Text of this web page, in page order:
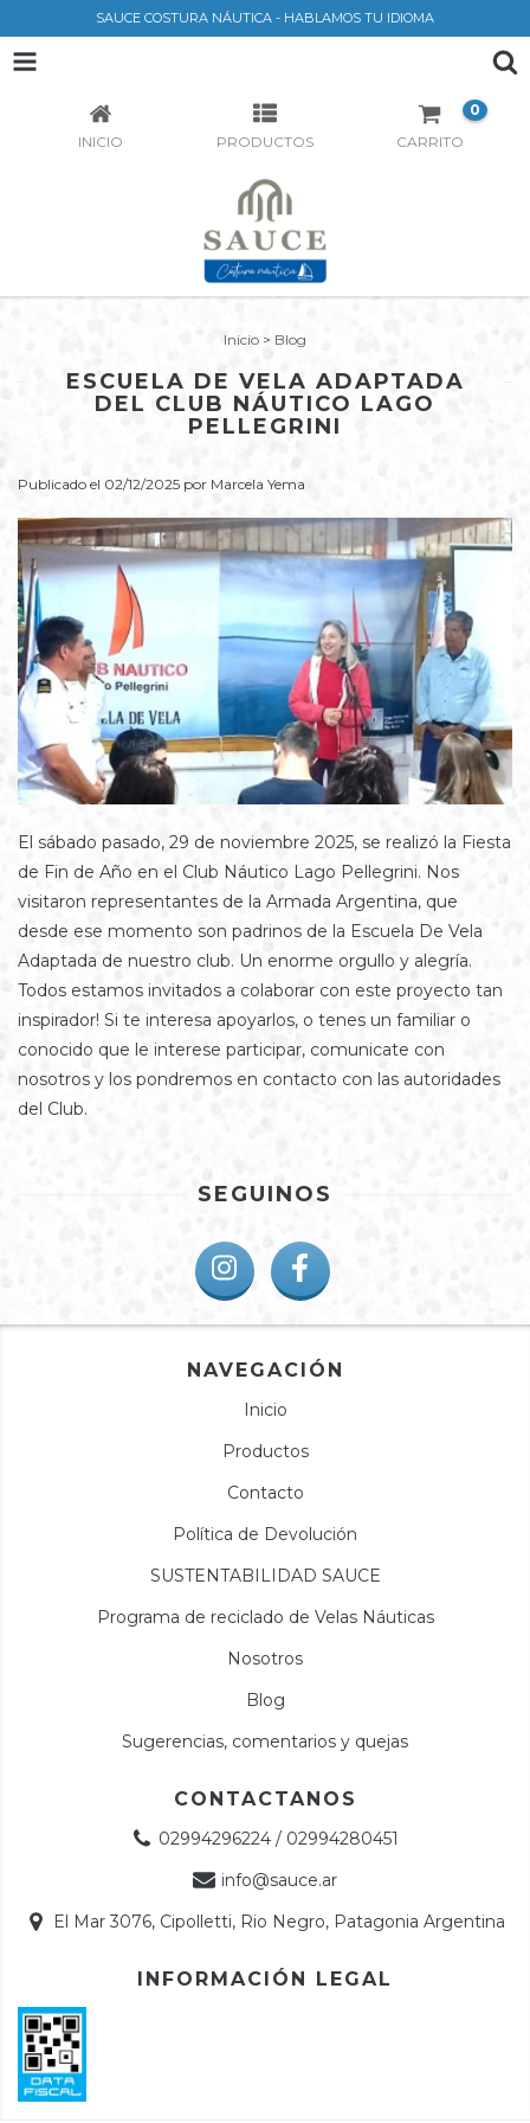
SAUCE COSTURA NÁUTICA - HABLAMOS TU IDIOMA
INICIO PRODUCTOS CARRITO
0
Inicio > Blog
ESCUELA DE VELA ADAPTADA
DEL CLUB NÁUTICO LAGO
PELLEGRINI
Publicado el 02/12/2025 por Marcela Yema
El sábado pasado, 29 de noviembre 2025, se realizó la Fiesta
de Fin de Año en el Club Náutico Lago Pellegrini. Nos
visitaron representantes de la Armada Argentina, que
desde ese momento son padrinos de la Escuela De Vela
Adaptada de nuestro club. Un enorme orgullo y alegría.
Todos estamos invitados a colaborar con este proyecto tan
inspirador! Si te interesa apoyarlos, o tenes un familiar o
conocido que le interese participar, comunicate con
nosotros y los pondremos en contacto con las autoridades
del Club.
SEGUINOS
NAVEGACIÓN
Inicio
Productos
Contacto
Política de Devolución
SUSTENTABILIDAD SAUCE
Programa de reciclado de Velas Náuticas
Nosotros
Blog
Sugerencias, comentarios y quejas
CONTACTANOS
02994296224 / 02994280451
info@sauce.ar
El Mar 3076, Cipolletti, Rio Negro, Patagonia Argentina
INFORMACIÓN LEGAL